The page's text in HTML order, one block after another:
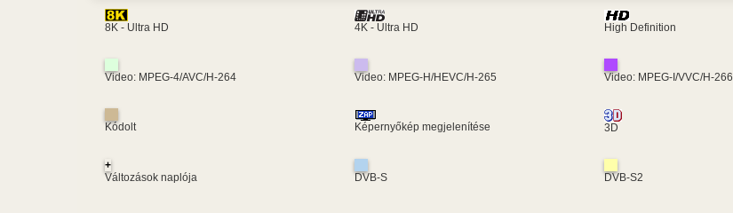
8K - Ultra HD 4K - Ultra HD High Definition
Video: MPEG-4/AVC/H-264 Video: MPEG-H/HEVC/H-265 Video: MPEG-I/VVC/H-266
Kódolt Képernyőkép megjelenítése 3D
+
Változások naplója
DVB-S DVB-S2